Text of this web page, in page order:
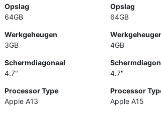
Opslag
64GB
Werkgeheugen
3GB
Schermdiagonaal
4.7"
Processor Type
Apple A13
Opslag
64GB
4GB
4.7"
Processor
Apple A15